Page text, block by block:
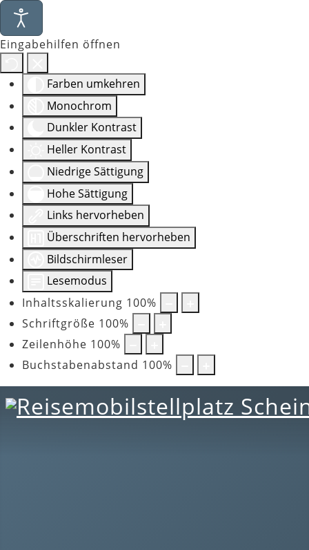
Eingabehilfen öffnen
Farben umkehren
Monochrom
Dunkler Kontrast
Heller Kontrast
Niedrige Sättigung
Hohe Sättigung
Links hervorheben
Überschriften hervorheben
Bildschirmleser
Lesemodus
Inhaltsskalierung 100%
Schriftgröße 100%
Zeilenhöhe 100%
Buchstabenabstand 100%